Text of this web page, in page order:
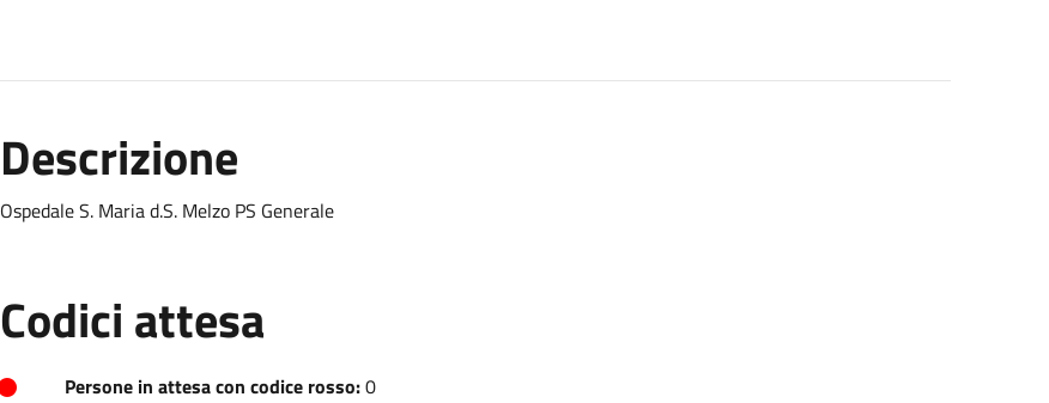
Descrizione
Ospedale S. Maria d.S. Melzo PS Generale
Codici attesa
Persone in attesa con codice rosso:0